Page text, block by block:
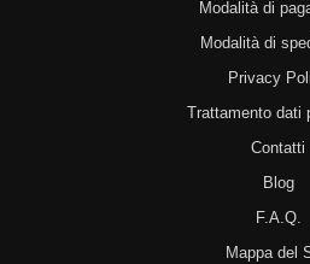
Modalità di
Modalità di
Privacy
Trattamento dati
Contatti
Blog
F.A.Q.
Mappa del